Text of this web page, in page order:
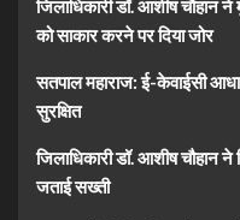
जिलाधिकारी डॉ. आशीष चौहान
को साकार करने पर दिया जोर
सतपाल महाराज: ई-केवाईसी
सुरक्षित
जिलाधिकारी डॉ. आशीष चौहान ने
जताई सख्ती